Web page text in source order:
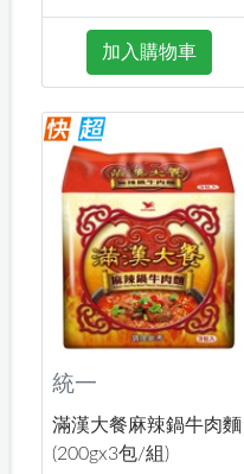
加入購物車
統一
滿漢大餐麻辣鍋牛肉麵
(200gx3包/組)